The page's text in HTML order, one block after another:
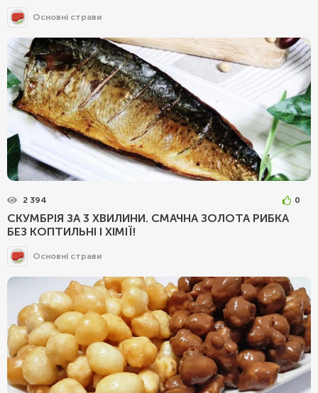
Основні страви
2 394 0
СКУМБРІЯ ЗА 3 ХВИЛИНИ. СМАЧНА ЗОЛОТА РИБКА
БЕЗ КОПТИЛЬНІ І ХІМІЇ!
Основні страви